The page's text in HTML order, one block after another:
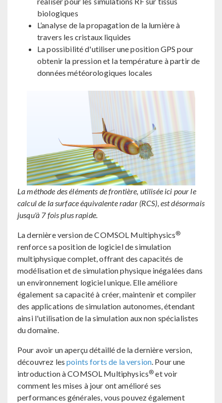
biologiques
L’analyse de la propagation de la lumière à
travers les cristaux liquides
La possibilité d'utiliser une position GPS pour
obtenir la pression et la température à partir de
données météorologiques locales
La méthode des éléments de frontière, utilisée ici pour le
calcul de la surface équivalente radar (RCS), est désormais
jusqu'à 7 fois plus rapide.
La dernière version de COMSOL Multiphysics®
renforce sa position de logiciel de simulation
multiphysique complet, offrant des capacités de
modélisation et de simulation physique inégalées dans
un environnement logiciel unique. Elle améliore
également sa capacité à créer, maintenir et compiler
des applications de simulation autonomes, étendant
ainsi l'utilisation de la simulation aux non spécialistes
du domaine.
Pour avoir un aperçu détaillé de la dernière version,
découvrez lespoints forts de la version. Pour une
introduction à COMSOL Multiphysics® et voir
comment les mises à jour ont amélioré ses
performances générales, vous pouvez également